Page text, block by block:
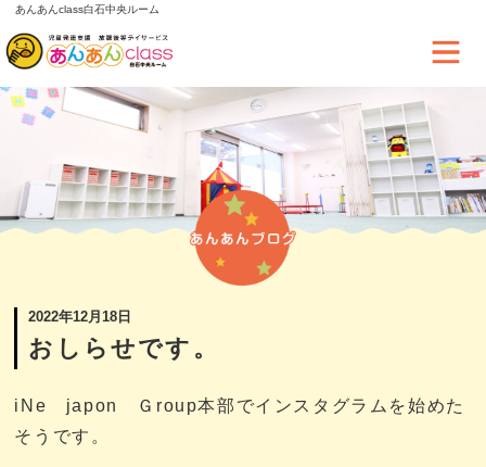
あんあんclass白石中央ルーム
2022年12月18日
おしらせです。
iNe japon Ｇroup本部でインスタグラムを始めた
そうです。